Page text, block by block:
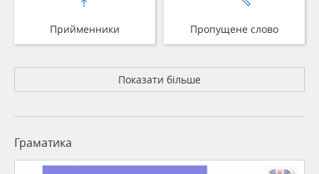
Прийменники Пропущене слово
Показати більше
Граматика